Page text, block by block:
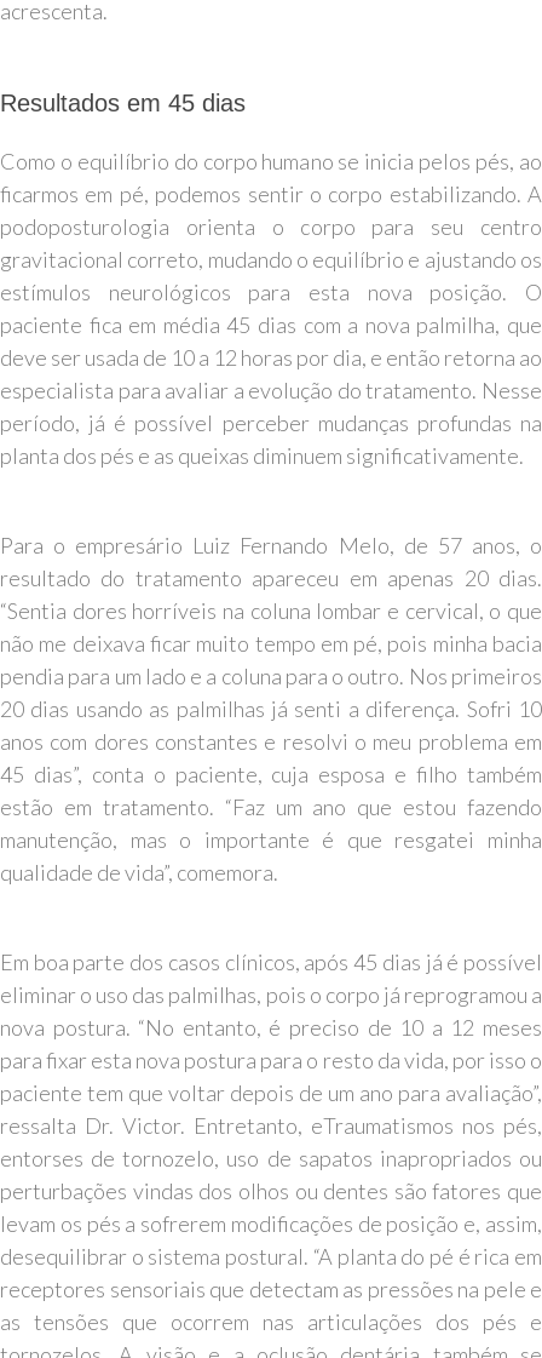
acrescenta.
Resultados em 45 dias
Como o equilíbrio do corpo humano se inicia pelos pés, ao
ficarmos em pé, podemos sentir o corpo estabilizando. A
podoposturologia orienta o corpo para seu centro
gravitacional correto, mudando o equilíbrio e ajustando os
estímulos neurológicos para esta nova posição. O
paciente fica em média 45 dias com a nova palmilha, que
deve ser usada de 10 a 12 horas por dia, e então retorna ao
especialista para avaliar a evolução do tratamento. Nesse
período, já é possível perceber mudanças profundas na
planta dos pés e as queixas diminuem significativamente.
Para o empresário Luiz Fernando Melo, de 57 anos, o
resultado do tratamento apareceu em apenas 20 dias.
“Sentia dores horríveis na coluna lombar e cervical, o que
não me deixava ficar muito tempo em pé, pois minha bacia
pendia para um lado e a coluna para o outro. Nos primeiros
20 dias usando as palmilhas já senti a diferença. Sofri 10
anos com dores constantes e resolvi o meu problema em
45 dias”, conta o paciente, cuja esposa e filho também
estão em tratamento. “Faz um ano que estou fazendo
manutenção, mas o importante é que resgatei minha
qualidade de vida”, comemora.
Em boa parte dos casos clínicos, após 45 dias já é possível
eliminar o uso das palmilhas, pois o corpo já reprogramou a
nova postura. “No entanto, é preciso de 10 a 12 meses
para fixar esta nova postura para o resto da vida, por isso o
paciente tem que voltar depois de um ano para avaliação”,
ressalta Dr. Victor. Entretanto, eTraumatismos nos pés,
entorses de tornozelo, uso de sapatos inapropriados ou
perturbações vindas dos olhos ou dentes são fatores que
levam os pés a sofrerem modificações de posição e, assim,
desequilibrar o sistema postural. “A planta do pé é rica em
receptores sensoriais que detectam as pressões na pele e
as tensões que ocorrem nas articulações dos pés e